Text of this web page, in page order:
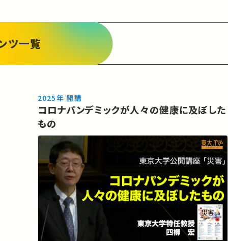
ツ一覧
2025年 開講
コロナパンデミックが人々の健康に及ぼした
もの